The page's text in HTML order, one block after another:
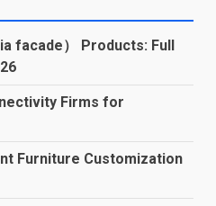
facade） Products: Full
Firms for
Furniture Customization